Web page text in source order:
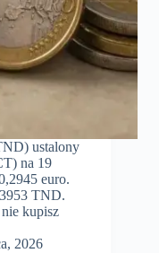
ustalony
na 19
euro.
TND.
kupisz
2026